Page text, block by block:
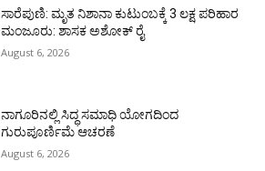
ಸಾರೆಪುಣಿ: ಮೃತ ನಿಶಾನಾ ಕುಟುಂಬಕ್ಕೆ 3 ಲಕ್ಷ ಪರಿಹಾರ
ಮಂಜೂರು: ಶಾಸಕ ಅಶೋಕ್ ರೈ
August 6, 2026
ನಾಗೂರಿನಲ್ಲಿ ಸಿದ್ಧ ಸಮಾಧಿ ಯೋಗದಿಂದ
ಗುರುಪೂರ್ಣಿಮೆ ಆಚರಣೆ
August 6, 2026